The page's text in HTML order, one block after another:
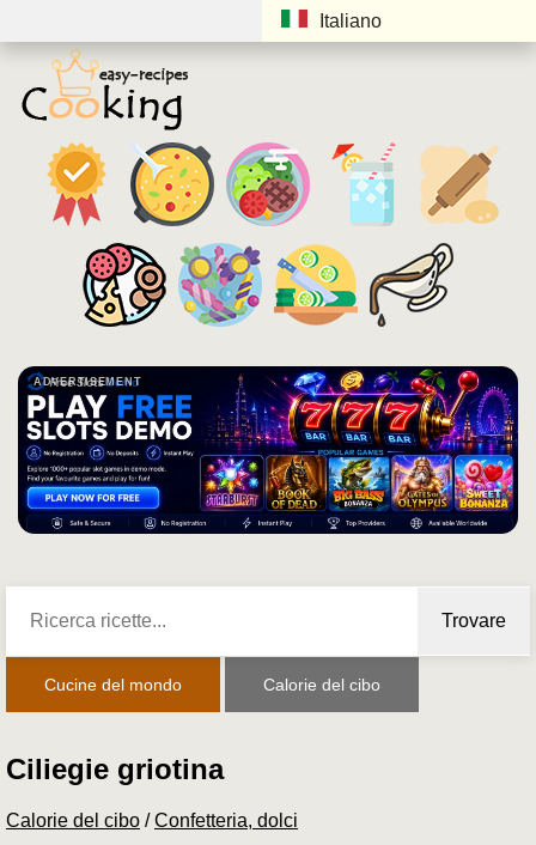
Italiano
ADVERTISEMENT
Trovare
Cucine del mondo Calorie del cibo
Ciliegie griotina
Calorie del cibo /Confetteria, dolci